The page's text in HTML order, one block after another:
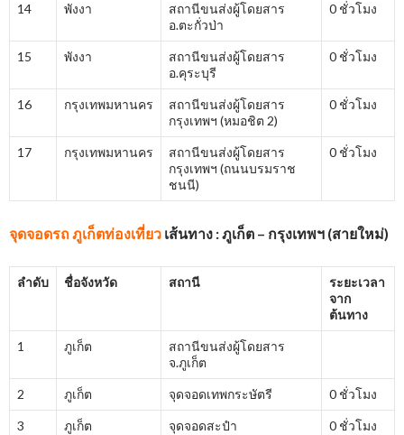
14 พังงา
สถานีขนส่งผู้โดยสาร
อ.ตะกั่วป่า
0 ชั่วโมง
15 พังงา
สถานีขนส่งผู้โดยสาร
อ.คุระบุรี
0 ชั่วโมง
16 กรุงเทพมหานคร
สถานีขนส่งผู้โดยสาร
กรุงเทพฯ (หมอชิต 2)
0 ชั่วโมง
17 กรุงเทพมหานคร
สถานีขนส่งผู้โดยสาร
กรุงเทพฯ (ถนนบรมราช
ชนนี)
0 ชั่วโมง
จุดจอดรถ ภูเก็ตท่องเที่ยว เส้นทาง : ภูเก็ต – กรุงเทพฯ (สายใหม่)
ลำดับ ชื่อจังหวัด สถานี
ระยะเวลา
จาก
ต้นทาง
1 ภูเก็ต
สถานีขนส่งผู้โดยสาร
จ.ภูเก็ต
2 ภูเก็ต จุดจอดเทพกระษัตรี 0 ชั่วโมง
3 ภูเก็ต จุดจอดสะปำ 0 ชั่วโมง